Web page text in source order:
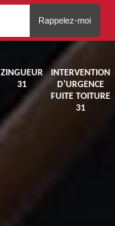
ZINGUEUR
31
INTERVENTION
D'URGENCE
FUITE TOITURE
31